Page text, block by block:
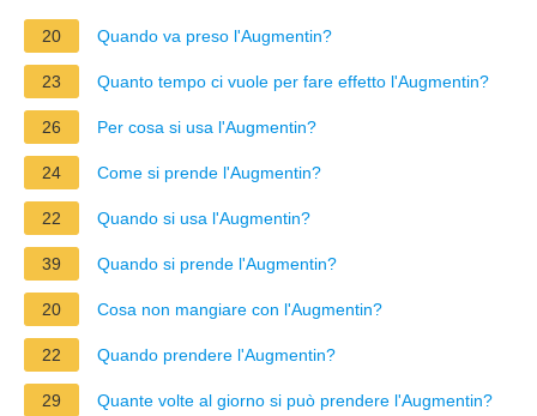
20 Quando va preso l'Augmentin?
23 Quanto tempo ci vuole per fare effetto l'Augmentin?
26 Per cosa si usa l'Augmentin?
24 Come si prende l'Augmentin?
22 Quando si usa l'Augmentin?
39 Quando si prende l'Augmentin?
20 Cosa non mangiare con l'Augmentin?
22 Quando prendere l'Augmentin?
29 Quante volte al giorno si può prendere l'Augmentin?